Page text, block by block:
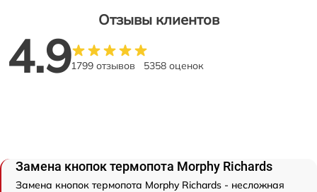
Отзывы клиентов
4.91799 отзывов 5358 оценок
Замена кнопок термопота Morphy Richards
Замена кнопок термопота Morphy Richards - несложная